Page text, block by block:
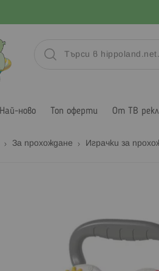
Най-ново Топ оферти От ТВ
За прохождане Играчки за